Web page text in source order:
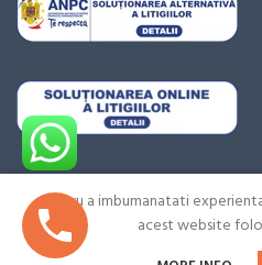
Pentru a imbumanatati
acest website
Nozzle,
Duramax
Cere
oferta
0